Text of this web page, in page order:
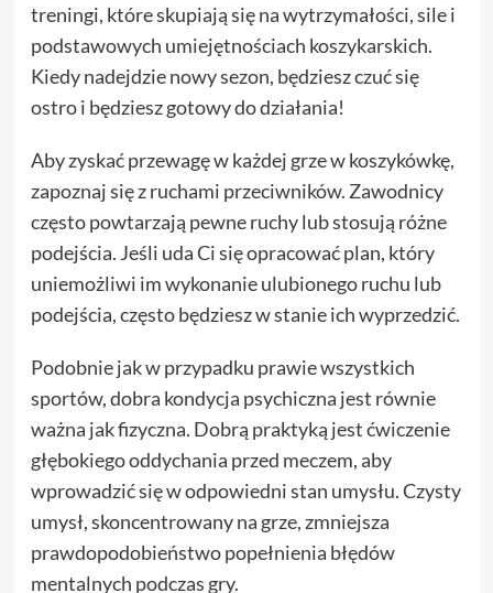
treningi, które skupiają się na wytrzymałości, sile i
podstawowych umiejętnościach koszykarskich.
Kiedy nadejdzie nowy sezon, będziesz czuć się
ostro i będziesz gotowy do działania!
Aby zyskać przewagę w każdej grze w koszykówkę,
zapoznaj się z ruchami przeciwników. Zawodnicy
często powtarzają pewne ruchy lub stosują różne
podejścia. Jeśli uda Ci się opracować plan, który
uniemożliwi im wykonanie ulubionego ruchu lub
podejścia, często będziesz w stanie ich wyprzedzić.
Podobnie jak w przypadku prawie wszystkich
sportów, dobra kondycja psychiczna jest równie
ważna jak fizyczna. Dobrą praktyką jest ćwiczenie
głębokiego oddychania przed meczem, aby
wprowadzić się w odpowiedni stan umysłu. Czysty
umysł, skoncentrowany na grze, zmniejsza
prawdopodobieństwo popełnienia błędów
mentalnych podczas gry.